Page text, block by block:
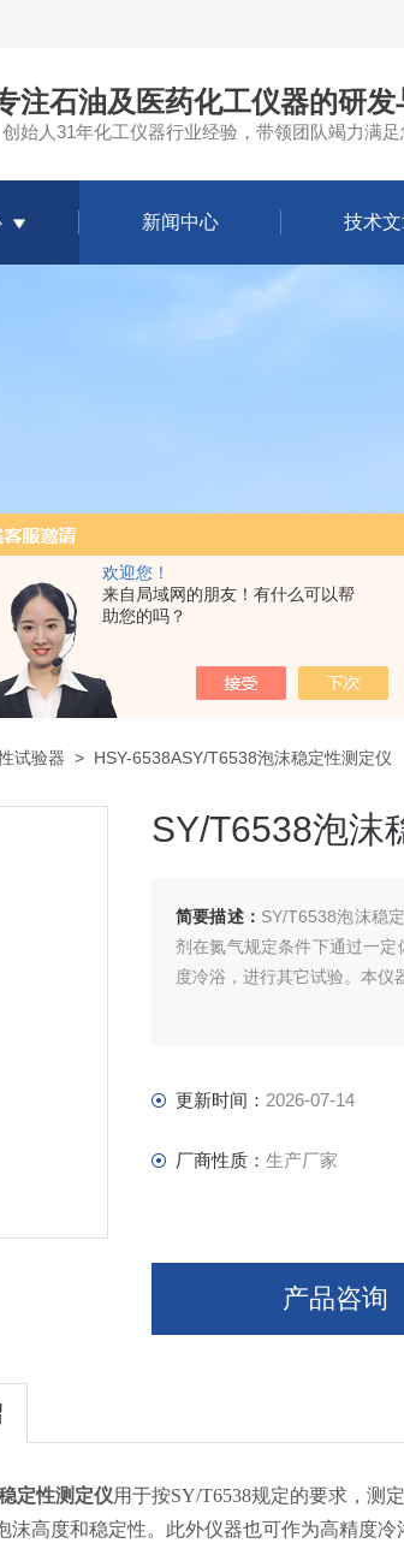
欢迎您！
来自局域网的朋友！有什么可以帮
助您的吗？
注石油及医药化工仪器的研发
创始人31年化工仪器行业经验，带领团队竭力满
新闻中心 技术
试验器 > HSY-6538ASY/T6538泡沫稳定性测定仪
SY/T6538泡沫
简要描述： SY/T6538泡沫稳
剂在氮气规定条件下通过一
度冷浴，进行其它试验。本仪
更新时间： 2026-07-14
厂商性质： 生产厂家
产品咨询
定性测定仪用于按SY/T6538规定的要求，测
沫高度和稳定性。此外仪器也可作为高精度